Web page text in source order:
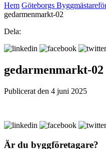
Hem Göteborgs
gedarmenmarkt-02
Dela:
gedarmenmarkt-02
Publicerat den 4 juni 2025
Är du byggföretagare?